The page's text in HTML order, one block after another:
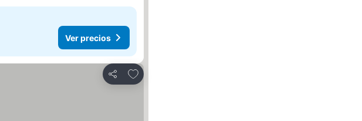
Ver precios
Compartir
Añadir a favoritos